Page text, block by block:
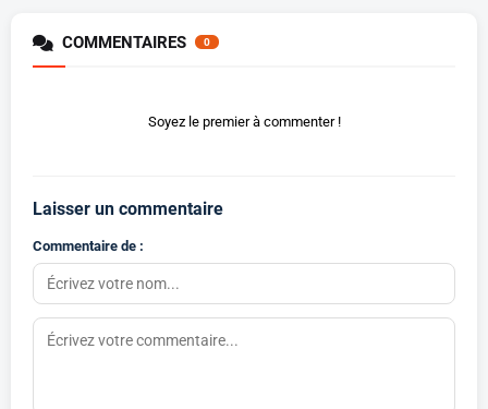
COMMENTAIRES 0
Soyez le premier à commenter !
Laisser un commentaire
Commentaire de :